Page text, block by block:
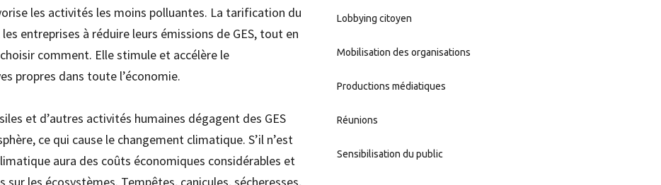
les activités les moins polluantes. La tarification du
entreprises à réduire leurs émissions de GES, tout en
comment. Elle stimule et accélère le
propres dans toute l’économie.
et d’autres activités humaines dégagent des GES
ce qui cause le changement climatique. S’il n’est
aura des coûts économiques considérables et
sur les écosystèmes. Tempêtes, canicules, sécheresses,
Lobbying citoyen
Mobilisation des organisations
Productions médiatiques
Réunions
Sensibilisation du public